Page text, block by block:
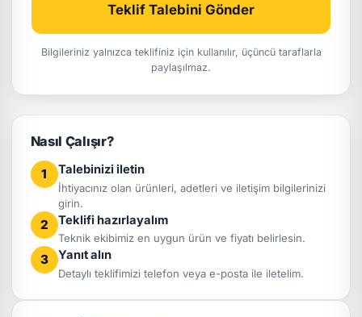
Teklif Talebini Gönder
Bilgileriniz yalnızca teklifiniz için kullanılır, üçüncü taraflarla
paylaşılmaz.
Nasıl Çalışır?
1 Talebinizi iletin
İhtiyacınız olan ürünleri, adetleri ve iletişim bilgilerinizi
girin.
2 Teklifi hazırlayalım
Teknik ekibimiz en uygun ürün ve fiyatı belirlesin.
3 Yanıt alın
Detaylı teklifimizi telefon veya e-posta ile iletelim.